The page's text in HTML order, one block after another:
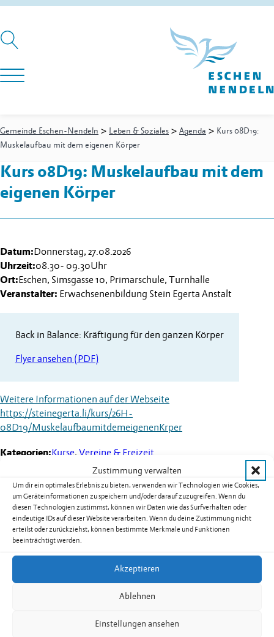
Zustimmung verwalten
Um dir ein optimales Erlebnis zu bieten, verwenden wir Technologien wie Cookies,
um Geräteinformationen zu speichern und/oder darauf zuzugreifen. Wenn du
diesen Technologien zustimmst, können wir Daten wie das Surfverhalten oder
eindeutige IDs auf dieser Website verarbeiten. Wenn du deine Zustimmung nicht
erteilst oder zurückziehst, können bestimmte Merkmale und Funktionen
beeinträchtigt werden.
Akzeptieren
Ablehnen
Einstellungen ansehen
Gemeinde Eschen-Nendeln > Leben & Soziales > Agenda > Kurs 08D19:
Muskelaufbau mit dem eigenen Körper
Kurs 08D19: Muskelaufbau mit dem
eigenen Körper
Datum:Donnerstag, 27.08.2026
Uhrzeit:08.30- 09.30Uhr
Ort:Eschen, Simsgasse 10, Primarschule, Turnhalle
Veranstalter: Erwachsenenbildung Stein Egerta Anstalt
Back in Balance: Kräftigung für den ganzen Körper
Flyer ansehen (PDF)
Weitere Informationen auf der Webseite
https://steinegerta.li/kurs/26H-
08D19/MuskelaufbaumitdemeigenenKrper
Kategorien:Kurse, Vereine & Freizeit
Weitere Termine
Kurs 08B02: Yoga für Männer in
Nendeln
weiterlesen: Kurs 08B02: Yoga für Männer in Nendeln